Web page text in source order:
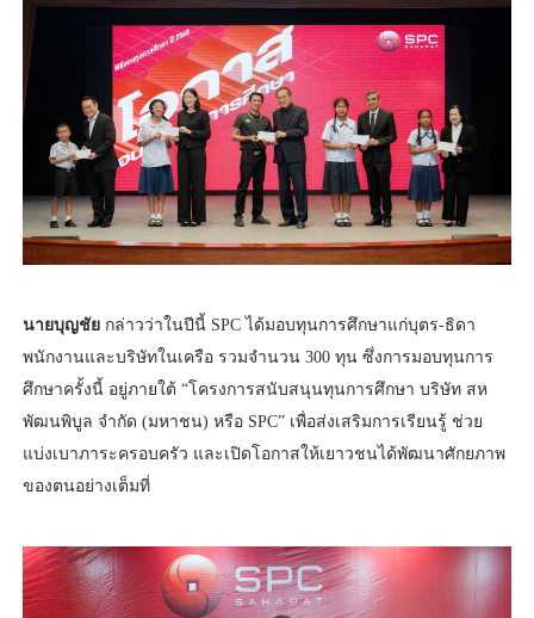
นายบุญชัย กล่าวว่าในปีนี้ SPC ได้มอบทุนการศึกษาแก่บุตร-ธิดา
พนักงานและบริษัทในเครือ รวมจำนวน 300 ทุน ซึ่งการมอบทุนการ
ศึกษาครั้งนี้ อยู่ภายใต้ “โครงการสนับสนุนทุนการศึกษา บริษัท สห
พัฒนพิบูล จำกัด (มหาชน) หรือ SPC” เพื่อส่งเสริมการเรียนรู้ ช่วย
แบ่งเบาภาระครอบครัว และเปิดโอกาสให้เยาวชนได้พัฒนาศักยภาพ
ของตนอย่างเต็มที่